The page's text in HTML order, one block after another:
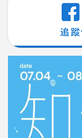
追